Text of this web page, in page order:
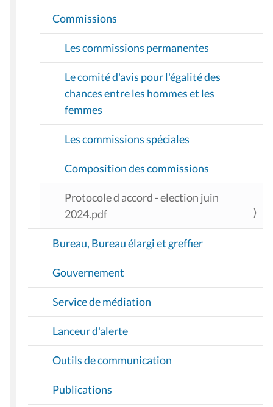
Commissions
Les commissions permanentes
Le comité d'avis pour l'égalité des
chances entre les hommes et les
femmes
Les commissions spéciales
Composition des commissions
Protocole d accord - election juin
2024.pdf
Bureau, Bureau élargi et greffier
Gouvernement
Service de médiation
Lanceur d'alerte
Outils de communication
Publications